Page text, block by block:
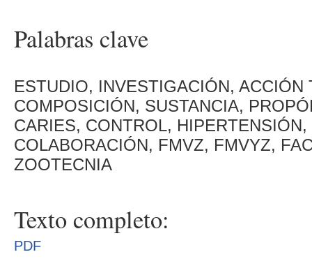
Palabras clave
ESTUDIO, INVESTIGACIÓN, ACCIÓN
COMPOSICIÓN, SUSTANCIA,
CARIES, CONTROL,
COLABORACIÓN, FMVZ, FMVYZ,
ZOOTECNIA
Texto completo:
PDF